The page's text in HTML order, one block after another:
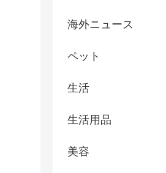
海外ニュース
ペット
生活
生活用品
美容